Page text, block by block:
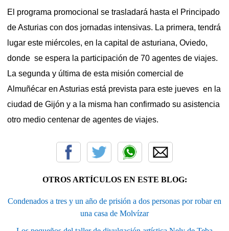
El programa promocional se trasladará hasta el Principado
de Asturias con dos jornadas intensivas. La primera, tendrá
lugar este miércoles, en la capital de asturiana, Oviedo,
donde se espera la participación de 70 agentes de viajes.
La segunda y última de esta misión comercial de
Almuñécar en Asturias está prevista para este jueves en la
ciudad de Gijón y a la misma han confirmado su asistencia
otro medio centenar de agentes de viajes.
OTROS ARTÍCULOS EN ESTE BLOG:
Condenados a tres y un año de prisión a dos personas por robar en
una casa de Molvízar